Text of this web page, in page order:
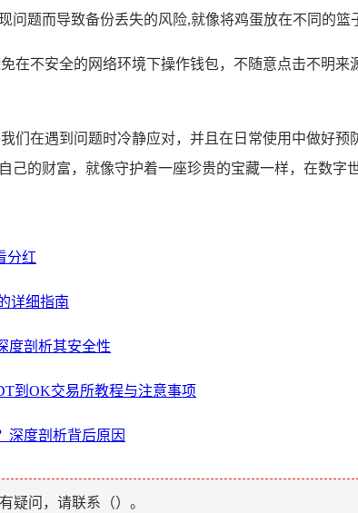
题而导致备份丢失的风险,就像将鸡蛋放在不同的篮
在不安全的网络环境下操作钱包，不随意点击不明
们在遇到问题时冷静应对，并且在日常使用中做好
的财富，就像守护着一座珍贵的宝藏一样，在数字
分红
详细指南
度剖析其安全性
到OK交易所教程与注意事项
深度剖析背后原因
疑问，请联系（）。